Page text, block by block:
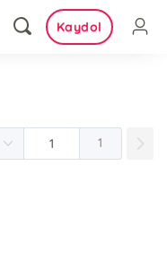
Kaydol
1